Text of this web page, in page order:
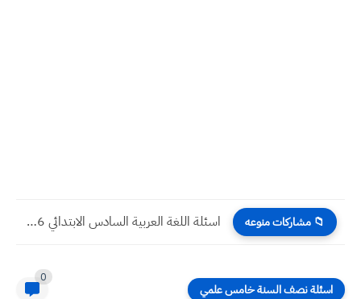
📁 مشاركات منوعه اسئلة اللغة العربية السادس الابتدائي 2026 الدور الاول
اسئلة نصف السنة خامس علمي
0